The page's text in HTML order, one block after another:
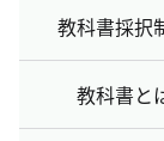
教科書採択
教科書と